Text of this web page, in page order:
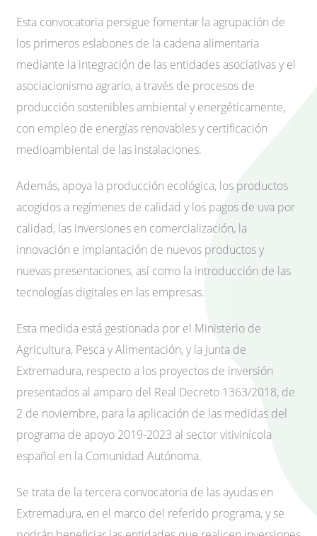
Esta convocatoria persigue fomentar la agrupación de
los primeros eslabones de la cadena alimentaria
mediante la integración de las entidades asociativas y el
asociacionismo agrario, a través de procesos de
producción sostenibles ambiental y energéticamente,
con empleo de energías renovables y certificación
medioambiental de las instalaciones.
Además, apoya la producción ecológica, los productos
acogidos a regímenes de calidad y los pagos de uva por
calidad, las inversiones en comercialización, la
innovación e implantación de nuevos productos y
nuevas presentaciones, así como la introducción de las
tecnologías digitales en las empresas.
Esta medida está gestionada por el Ministerio de
Agricultura, Pesca y Alimentación, y la Junta de
Extremadura, respecto a los proyectos de inversión
presentados al amparo del Real Decreto 1363/2018, de
2 de noviembre, para la aplicación de las medidas del
programa de apoyo 2019-2023 al sector vitivinícola
español en la Comunidad Autónoma.
Se trata de la tercera convocatoria de las ayudas en
Extremadura, en el marco del referido programa, y se